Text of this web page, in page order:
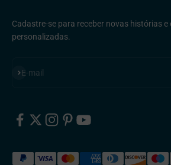
Cadastre-se para receber novas histórias
personalizadas.
E-mail
Inscreva-se